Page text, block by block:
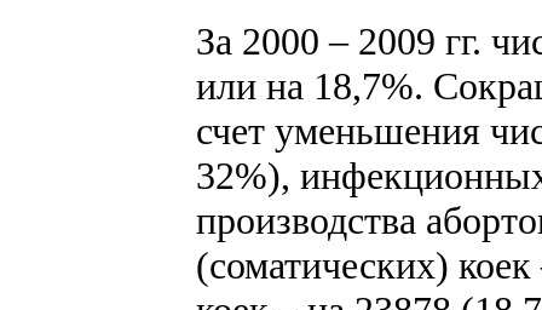
За 2000 – 2009 гг.
или на 18,7%.
счет уменьшения
32%),
производства
(соматических)